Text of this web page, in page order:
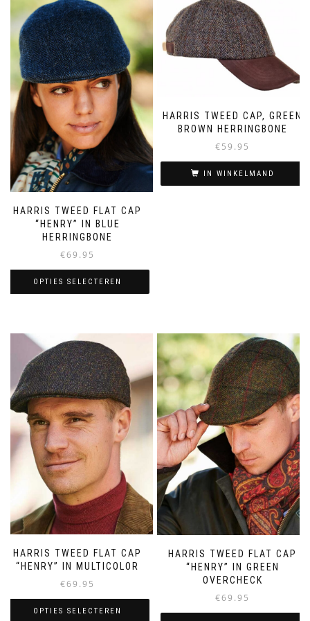
HARRIS TWEED FLAT CAP
“HENRY” IN BLUE
HERRINGBONE
€69.95
OPTIES SELECTEREN
heeft
meerdere
variaties.
Deze
optie
kan
gekozen
worden
op
de
productpagina
HARRIS TWEED CAP, GREEN
BROWN HERRINGBONE
€59.95
IN WINKELMAND
HARRIS TWEED FLAT CAP
“HENRY” IN MULTICOLOR
€69.95
OPTIES SELECTEREN
HARRIS TWEED FLAT CAP
“HENRY” IN GREEN
OVERCHECK
€69.95